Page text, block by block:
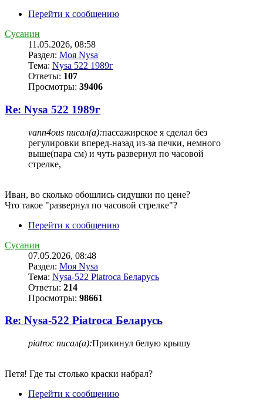
Перейти к сообщению
Сусанин
11.05.2026, 08:58
Раздел: Моя Nysa
Тема: Nysa 522 1989г
Ответы: 107
Просмотры: 39406
Re: Nysa 522 1989г
vann4ous писал(а):пассажирское я сделал без
регулировки вперед-назад из-за печки, немного
выше(пара см) и чуть развернул по часовой
стрелке,
Иван, во сколько обошлись сидушки по цене?
Что такое "развернул по часовой стрелке"?
Перейти к сообщению
Сусанин
07.05.2026, 08:48
Раздел: Моя Nysa
Тема: Nysa-522 Piatroca Беларусь
Ответы: 214
Просмотры: 98661
Re: Nysa-522 Piatroca Беларусь
piatroc писал(а):Прикинул белую крышу
Петя! Где ты столько краски набрал?
Перейти к сообщению